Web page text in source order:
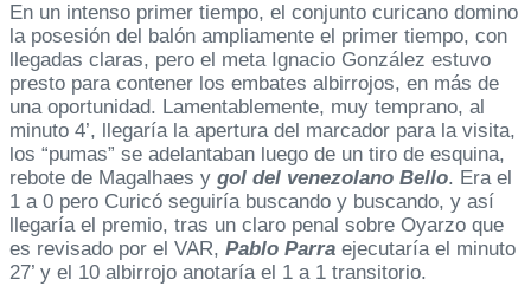
En un intenso primer tiempo, el conjunto curicano domino
la posesión del balón ampliamente el primer tiempo, con
llegadas claras, pero el meta Ignacio González estuvo
presto para contener los embates albirrojos, en más de
una oportunidad. Lamentablemente, muy temprano, al
minuto 4’, llegaría la apertura del marcador para la visita,
los “pumas” se adelantaban luego de un tiro de esquina,
rebote de Magalhaes y gol del venezolano Bello. Era el
1 a 0 pero Curicó seguiría buscando y buscando, y así
llegaría el premio, tras un claro penal sobre Oyarzo que
es revisado por el VAR, Pablo Parra ejecutaría el minuto
27’ y el 10 albirrojo anotaría el 1 a 1 transitorio.